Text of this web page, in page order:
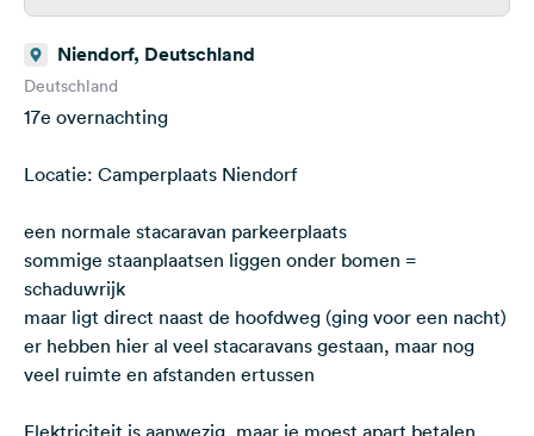
Niendorf, Deutschland
Deutschland
17e overnachting
Locatie: Camperplaats Niendorf
een normale stacaravan parkeerplaats
sommige staanplaatsen liggen onder bomen =
schaduwrijk
maar ligt direct naast de hoofdweg (ging voor een nacht)
er hebben hier al veel stacaravans gestaan, maar nog
veel ruimte en afstanden ertussen
Elektriciteit is aanwezig, maar je moest apart betalen